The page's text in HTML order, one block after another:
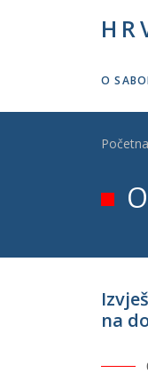
O
Početna
na